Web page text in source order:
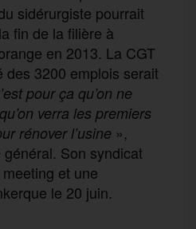
sidérurgiste pourrait
fin de la filière à
en 2013. La CGT
des 3200 emplois serait
pour ça qu’on ne
verra les premiers
rénover l’usine »,
Son syndicat
et une
le 20 juin.